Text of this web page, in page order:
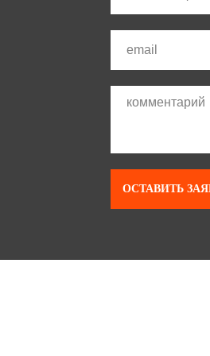
ОСТАВИТЬ